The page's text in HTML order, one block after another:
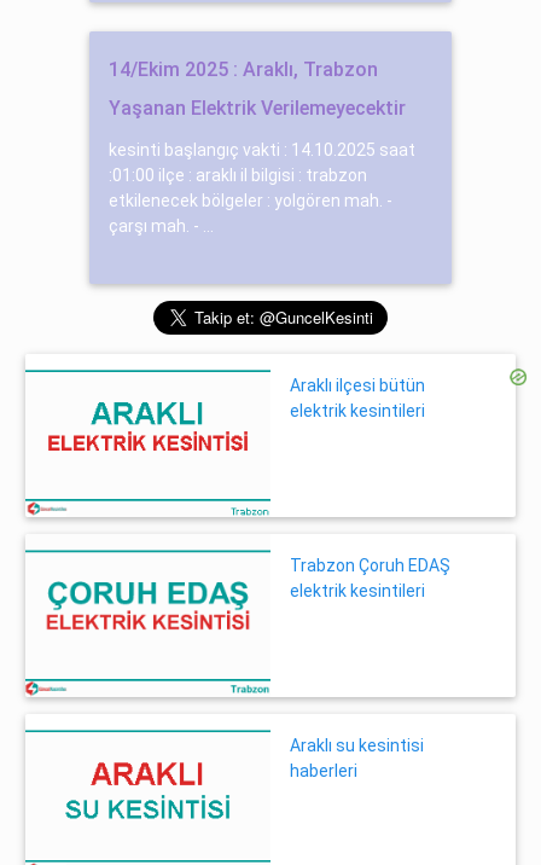
14/Ekim 2025 : Araklı, Trabzon
Yaşanan Elektrik Verilemeyecektir
kesinti başlangıç vakti : 14.10.2025 saat
:01:00 ilçe : araklı il bilgisi : trabzon
etkilenecek bölgeler : yolgören mah. -
çarşı mah. - ...
Araklı ilçesi bütün
elektrik kesintileri
Trabzon Çoruh EDAŞ
elektrik kesintileri
Araklı su kesintisi
haberleri